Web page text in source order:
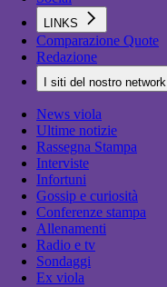
LINKS
Comparazione Quote
Redazione
I siti del nostro network
News viola
Ultime notizie
Rassegna Stampa
Interviste
Infortuni
Gossip e curiosità
Conferenze stampa
Allenamenti
Radio e tv
Sondaggi
Ex viola